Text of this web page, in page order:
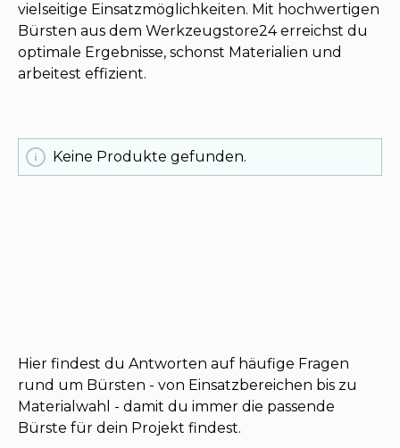
vielseitige Einsatzmöglichkeiten. Mit hochwertigen
Bürsten aus dem Werkzeugstore24 erreichst du
optimale Ergebnisse, schonst Materialien und
arbeitest effizient.
Keine Produkte gefunden.
Hier findest du Antworten auf häufige Fragen
rund um Bürsten - von Einsatzbereichen bis zu
Materialwahl - damit du immer die passende
Bürste für dein Projekt findest.